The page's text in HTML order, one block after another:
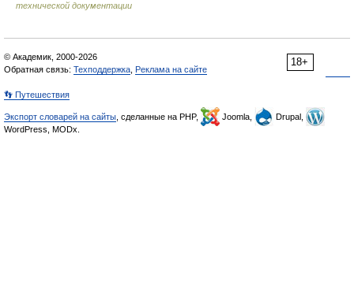
технической документации
18+
© Академик, 2000-2026
Обратная связь: Техподдержка Реклама на сайте
👣 Путешествия
Экспорт словарей на сайты , сделанные на PHP, Joomla,
Drupal,
WordPress, MODx.